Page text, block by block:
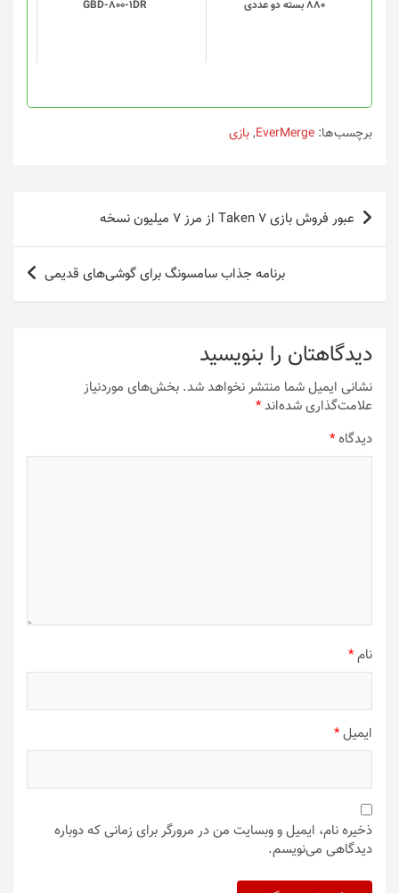
880 بسته دو عددی
GBD-800-1DR
برچسب‌ها: EverMerge
,بازی
راهبری
نوشته
عبور فروش بازی Taken 7 از مرز 7 میلیون نسخه
برنامه جذاب سامسونگ برای گوشی‌های قدیمی
دیدگاهتان را بنویسید
نشانی ایمیل شما منتشر نخواهد شد. بخش‌های موردنیاز
علامت‌گذاری شده‌اند*
دیدگاه*
نام*
ایمیل*
ذخیره نام، ایمیل و وبسایت من در مرورگر برای زمانی که دوباره
دیدگاهی می‌نویسم.